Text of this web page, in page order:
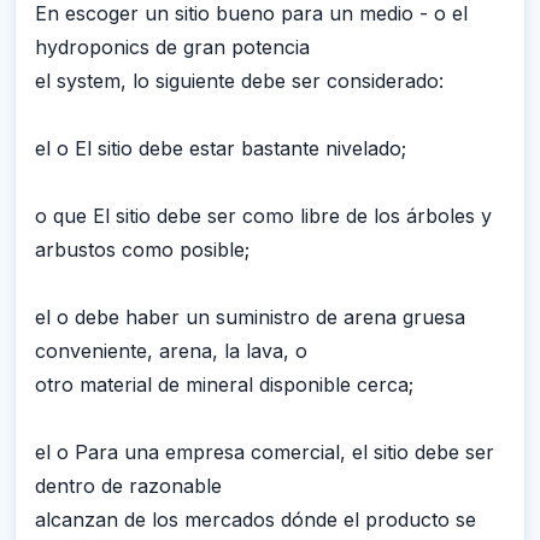
En escoger un sitio bueno para un medio - o el
hydroponics de gran potencia
el system, lo siguiente debe ser considerado:
el o El sitio debe estar bastante nivelado;
o que El sitio debe ser como libre de los árboles y
arbustos como posible;
el o debe haber un suministro de arena gruesa
conveniente, arena, la lava, o
otro material de mineral disponible cerca;
el o Para una empresa comercial, el sitio debe ser
dentro de razonable
alcanzan de los mercados dónde el producto se